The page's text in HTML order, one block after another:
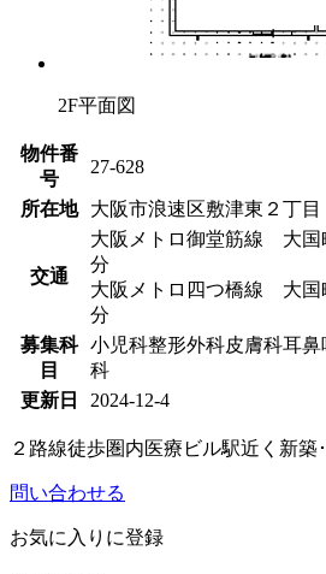
2F平面図
物件番
号
27-628
所在地 大阪市浪速区敷津東２丁目
交通
大阪メトロ御堂筋線 大
分
大阪メトロ四つ橋線 大
分
募集科
目
小児科整形外科皮膚科耳鼻
科
更新日
2024-12-4
２路線徒歩圏内医療ビル駅近く 新築
問い合わせる
お気に入りに登録